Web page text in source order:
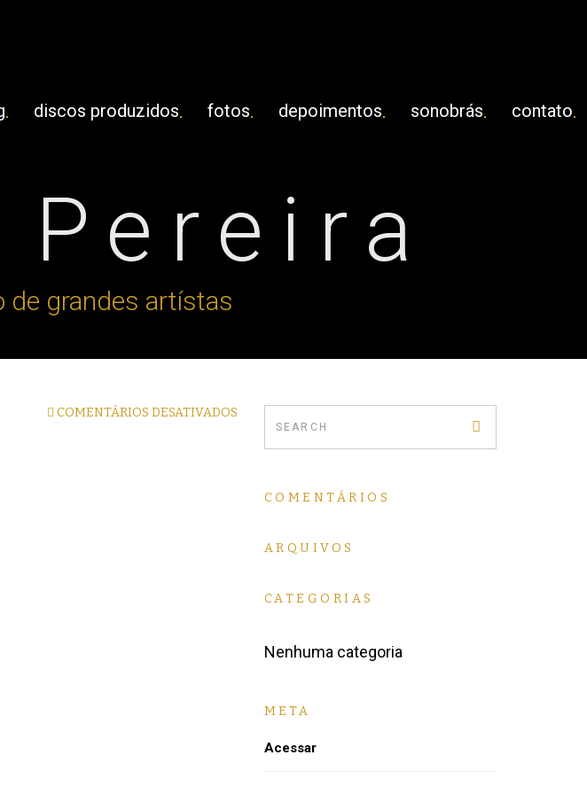
discos produzidos fotos depoimentos sonobrás contato
de grandes artístas
COMENTÁRIOS DESATIVADOS
COMENTÁRIOS
ARQUIVOS
CATEGORIAS
Nenhuma categoria
META
Acessar